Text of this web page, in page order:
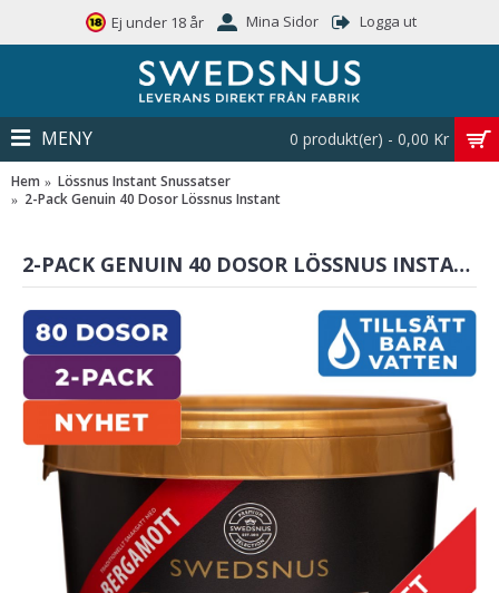
Ej under 18 år Mina Sidor Logga ut
0 produkt(er) - 0,00 Kr
MENY
Hem
Lössnus Instant Snussatser
2-Pack Genuin 40 Dosor Lössnus Instant
2-PACK GENUIN 40 DOSOR LÖSSNUS INSTANT